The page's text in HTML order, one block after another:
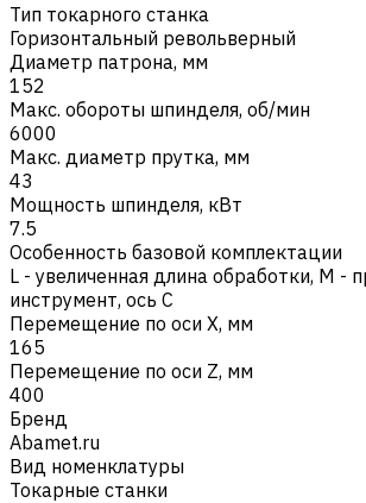
Тип токарного станка
Горизонтальный револьверный
Диаметр патрона, мм
152
Макс. обороты шпинделя, об/мин
6000
Макс. диаметр прутка, мм
43
Мощность шпинделя, кВт
7.5
Особенность базовой комплектации
L - увеличенная длина обработки, M -
инструмент, ось C
Перемещение по оси X, мм
165
Перемещение по оси Z, мм
400
Бренд
Abamet.ru
Вид номенклатуры
Токарные станки